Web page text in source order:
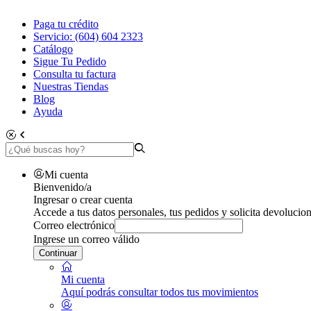
Paga tu crédito
Servicio: (604) 604 2323
Catálogo
Sigue Tu Pedido
Consulta tu factura
Nuestras Tiendas
Blog
Ayuda
Mi cuenta
Bienvenido/a
Ingresar o crear cuenta
Accede a tus datos personales, tus pedidos y solicita
Correo electrónico
Ingrese un correo válido
Continuar
Mi cuenta
Aquí podrás consultar todos tus movimientos